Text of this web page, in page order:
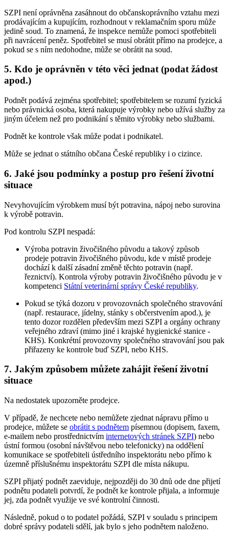
SZPI není oprávněna zasáhnout do občanskoprávního vztahu mezi
prodávajícím a kupujícím, rozhodnout v reklamačním sporu může
jedině soud. To znamená, že inspekce nemůže pomoci spotřebiteli
při navrácení peněz. Spotřebitel se musí obrátit přímo na prodejce, a
pokud se s ním nedohodne, může se obrátit na soud.
5. Kdo je oprávněn v této věci jednat (podat žádost
apod.)
Podnět podává zejména spotřebitel; spotřebitelem se rozumí fyzická
nebo právnická osoba, která nakupuje výrobky nebo užívá služby za
jiným účelem než pro podnikání s těmito výrobky nebo službami.
Podnět ke kontrole však může podat i podnikatel.
Může se jednat o státního občana České republiky i o cizince.
6. Jaké jsou podmínky a postup pro řešení životní
situace
Nevyhovujícím výrobkem musí být potravina, nápoj nebo surovina
k výrobě potravin.
Pod kontrolu SZPI nespadá:
Výroba potravin živočišného původu a takový způsob
prodeje potravin živočišného původu, kde v místě prodeje
dochází k další zásadní změně těchto potravin (např.
řeznictví). Kontrola výroby potravin živočišného původu je v
kompetenci Státní veterinární správy České republiky.
Pokud se týká dozoru v provozovnách společného stravování
(např. restaurace, jídelny, stánky s občerstvením apod.), je
tento dozor rozdělen především mezi SZPI a orgány ochrany
veřejného zdraví (mimo jiné i krajské hygienické stanice -
KHS). Konkrétní provozovny společného stravování jsou pak
přiřazeny ke kontrole buď SZPI, nebo KHS.
7. Jakým způsobem můžete zahájit řešení životní
situace
Na nedostatek upozorněte prodejce.
V případě, že nechcete nebo nemůžete zjednat nápravu přímo u
prodejce, můžete se obrátit s podnětem písemnou (dopisem, faxem,
e-mailem nebo prostřednictvím internetových stránek SZPI) nebo
ústní formou (osobní návštěvou nebo telefonicky) na oddělení
komunikace se spotřebiteli ústředního inspektorátu nebo přímo k
územně příslušnému inspektorátu SZPI dle místa nákupu.
SZPI přijatý podnět zaeviduje, nejpozději do 30 dnů ode dne přijetí
podnětu podateli potvrdí, že podnět ke kontrole přijala, a informuje
jej, zda podnět využije ve své kontrolní činnosti.
Následně, pokud o to podatel požádá, SZPI v souladu s principem
dobré správy podateli sdělí, jak bylo s jeho podnětem naloženo.